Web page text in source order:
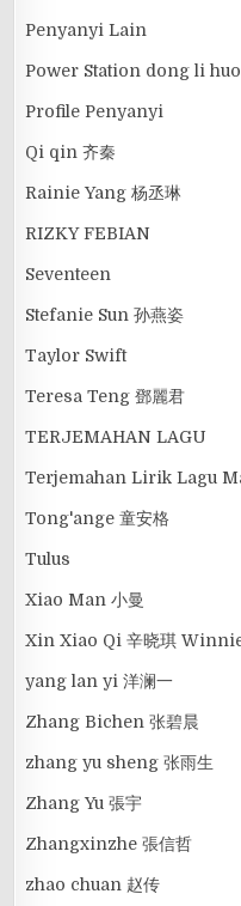
Penyanyi Lain
Power Station dong li huo
Profile Penyanyi
Qi qin 齐秦
Rainie Yang 杨丞琳
RIZKY FEBIAN
Seventeen
Stefanie Sun 孙燕姿
Taylor Swift
Teresa Teng 鄧麗君
TERJEMAHAN LAGU
Terjemahan Lirik Lagu
Tong'ange 童安格
Tulus
Xiao Man 小曼
Xin Xiao Qi 辛晓琪
yang lan yi 洋澜一
Zhang Bichen 张碧晨
zhang yu sheng 张雨生
Zhang Yu 張宇
Zhangxinzhe 張信哲
zhao chuan 赵传